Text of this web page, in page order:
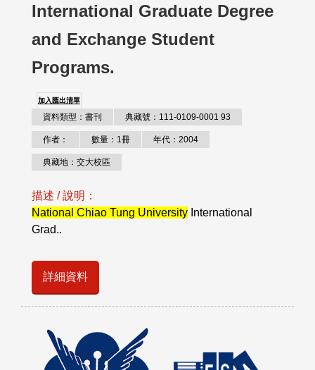
International Graduate Degree
and Exchange Student
Programs.
加入匯出清單
資料類型：書刊 典藏號：111-0109-0001 93
作者： 數量：1冊 年代：2004
典藏地：交大校區
描述 / 說明：
National Chiao Tung University International
Grad..
詳細資料